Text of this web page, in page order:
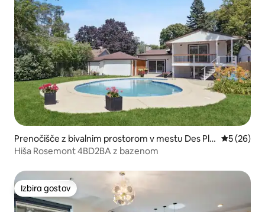
Prenočišče z bivalnim prostorom v mestu Des Plai
nes
5 (26)
Hiša Rosemont 4BD2BA z bazenom
Izbira gostov
Izbira gostov